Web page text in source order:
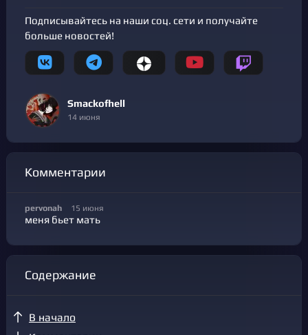
Подписывайтесь на наши соц. сети и получайте
больше новостей!
Smackofhell
14 июня
Комментарии
pervonah 15 июня
меня бьет мать
Содержание
В начало